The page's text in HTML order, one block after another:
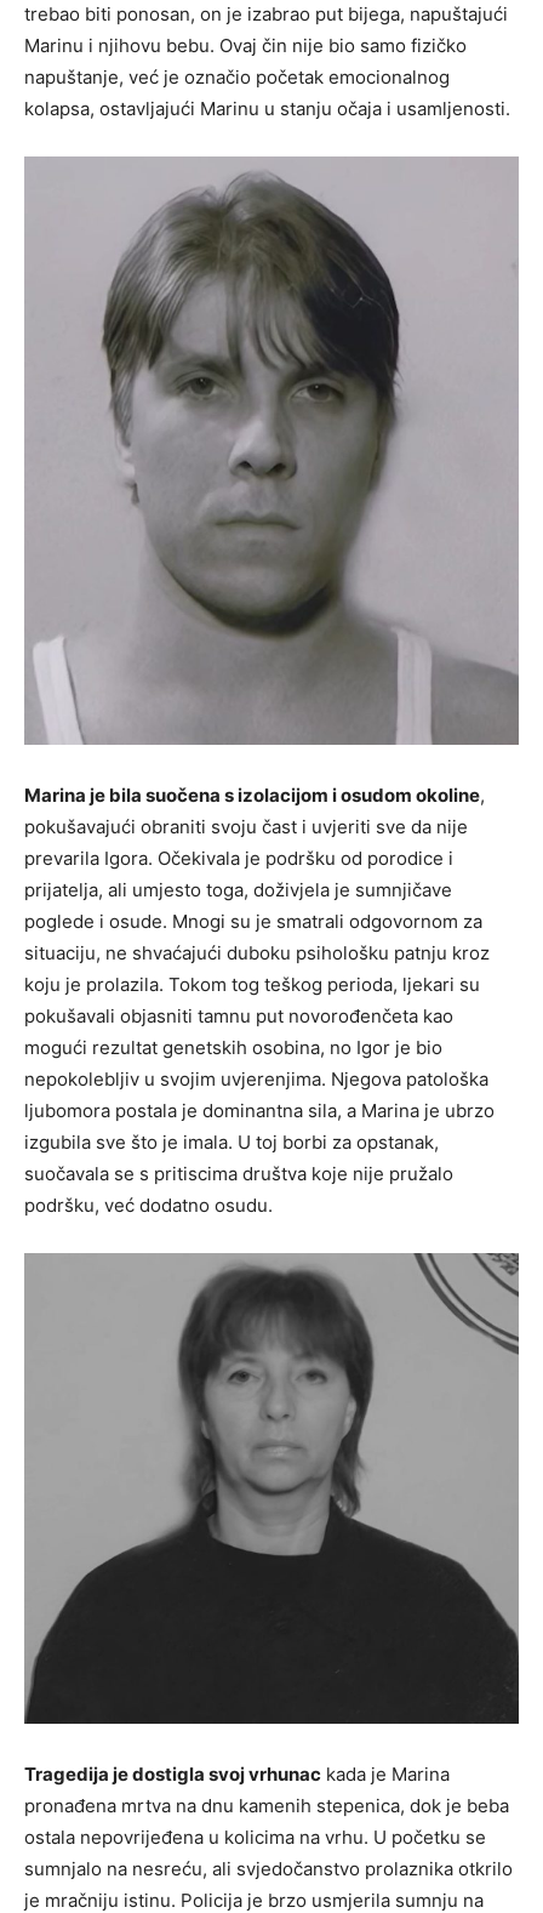
trebao biti ponosan, on je izabrao put bijega, napuštajući
Marinu i njihovu bebu. Ovaj čin nije bio samo fizičko
napuštanje, već je označio početak emocionalnog
kolapsa, ostavljajući Marinu u stanju očaja i usamljenosti.
Marina je bila suočena s izolacijom i osudom okoline,
pokušavajući obraniti svoju čast i uvjeriti sve da nije
prevarila Igora. Očekivala je podršku od porodice i
prijatelja, ali umjesto toga, doživjela je sumnjičave
poglede i osude. Mnogi su je smatrali odgovornom za
situaciju, ne shvaćajući duboku psihološku patnju kroz
koju je prolazila. Tokom tog teškog perioda, ljekari su
pokušavali objasniti tamnu put novorođenčeta kao
mogući rezultat genetskih osobina, no Igor je bio
nepokolebljiv u svojim uvjerenjima. Njegova patološka
ljubomora postala je dominantna sila, a Marina je ubrzo
izgubila sve što je imala. U toj borbi za opstanak,
suočavala se s pritiscima društva koje nije pružalo
podršku, već dodatno osudu.
Tragedija je dostigla svoj vrhunac kada je Marina
pronađena mrtva na dnu kamenih stepenica, dok je beba
ostala nepovrijeđena u kolicima na vrhu. U početku se
sumnjalo na nesreću, ali svjedočanstvo prolaznika otkrilo
je mračniju istinu. Policija je brzo usmjerila sumnju na